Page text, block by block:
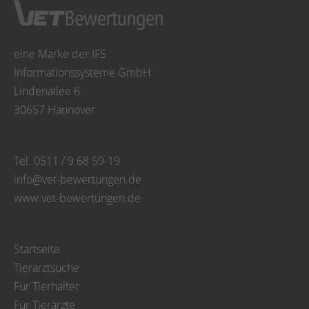
eine Marke der IFS
Informationssysteme GmbH
Lindenallee 6
30657 Hannover
Tel. 0511 / 9 68 59-19
info@vet-bewertungen.de
www.vet-bewertungen.de
Startseite
Tierarztsuche
Für Tierhalter
Für Tierärzte